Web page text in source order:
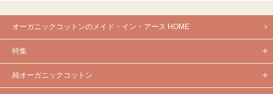
オーガニックコットンのメイド・イン・アース HOME
特集
純オーガニックコットン